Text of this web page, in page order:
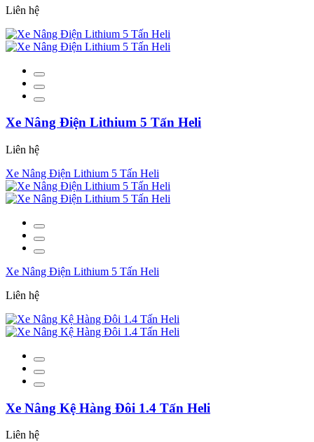
Liên hệ
Xe Nâng Điện Lithium 5 Tấn Heli
Liên hệ
Xe Nâng Điện Lithium 5 Tấn Heli
Xe Nâng Điện Lithium 5 Tấn Heli
Liên hệ
Xe Nâng Kệ Hàng Đôi 1.4 Tấn Heli
Liên hệ